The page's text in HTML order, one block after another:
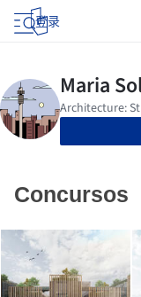
登录
Concursos